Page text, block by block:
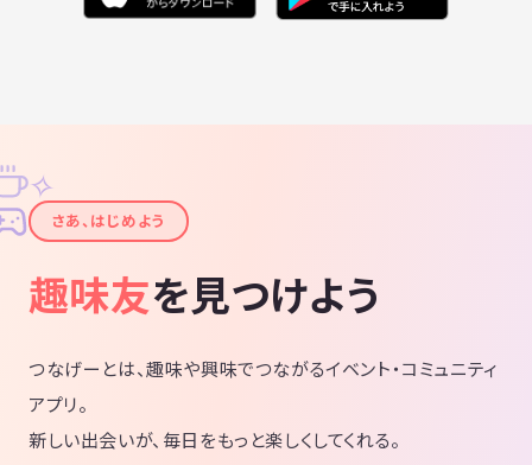
✦
✧
さあ、はじめよう
趣味友を見つけよう
つなげーとは、趣味や興味でつながるイベント・コミュニティ
アプリ。
新しい出会いが、毎日をもっと楽しくしてくれる。